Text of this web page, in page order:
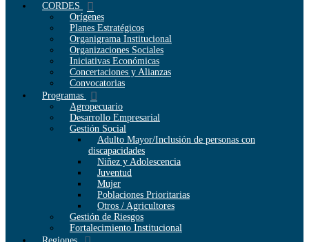
CORDES
Orígenes
Planes Estratégicos
Organigrama Institucional
Organizaciones Sociales
Iniciativas Económicas
Concertaciones y Alianzas
Convocatorias
Programas
Agropecuario
Desarrollo Empresarial
Gestión Social
Adulto Mayor/Inclusión de personas con
discapacidades
Niñez y Adolescencia
Juventud
Mujer
Poblaciones Prioritarias
Otros / Agricultores
Gestión de Riesgos
Fortalecimiento Institucional